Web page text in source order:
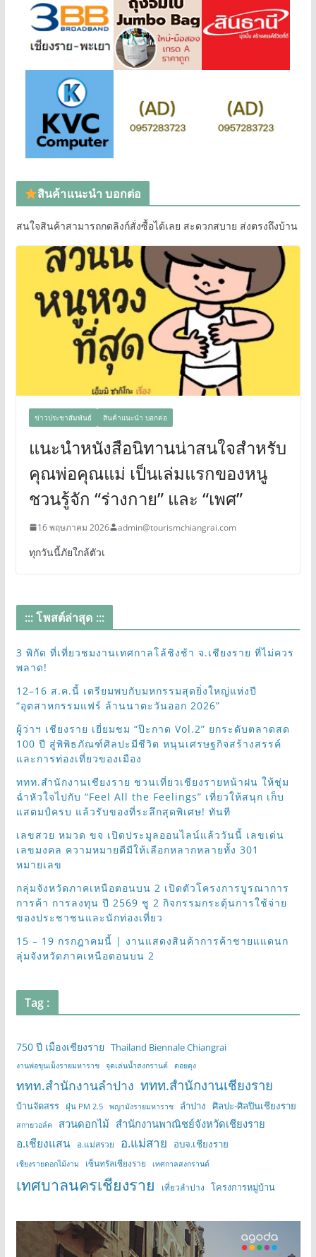
สินค้าแนะนำ บอกต่อ
สนใจสินค้าสามารถกดลิงก์สั่งซื้อได้เลย สะดวกสบาย ส่งตรงถึงบ้าน
ข่าวประชาสัมพันธ์ สินค้าแนะนำ บอกต่อ
แนะนำหนังสือนิทานน่าสนใจสำหรับ
คุณพ่อคุณแม่ เป็นเล่มแรกของหนู
ชวนรู้จัก “ร่างกาย” และ “เพศ”
16 พฤษภาคม 2026 admin@tourismchiangrai.com
ทุกวันนี้ภัยใกล้ตัวเ
::: โพสต์ล่าสุด :::
3 พิกัด ที่เที่ยวชมงานเทศกาลโล้ชิงช้า จ.เชียงราย ที่ไม่ควร
พลาด!
12–16 ส.ค.นี้ เตรียมพบกับมหกรรมสุดยิ่งใหญ่แห่งปี
“อุตสาหกรรมแฟร์ ล้านนาตะวันออก 2026”
ผู้ว่าฯ เชียงราย เยี่ยมชม “ป๊ะกาด Vol.2” ยกระดับตลาดสด
100 ปี สู่พิพิธภัณฑ์ศิลปะมีชีวิต หนุนเศรษฐกิจสร้างสรรค์
และการท่องเที่ยวของเมือง
ททท.สำนักงานเชียงราย ชวนเที่ยวเชียงรายหน้าฝน ให้ชุ่ม
ฉ่ำหัวใจไปกับ “Feel All the Feelings” เที่ยวให้สนุก เก็บ
แสตมป์ครบ แล้วรับของที่ระลึกสุดพิเศษ! ทันที
เลขสวย หมวด ขจ เปิดประมูลออนไลน์แล้ววันนี้ เลขเด่น
เลขมงคล ความหมายดีมีให้เลือกหลากหลายทั้ง 301
หมายเลข
กลุ่มจังหวัดภาคเหนือตอนบน 2 เปิดตัวโครงการบูรณาการ
การค้า การลงทุน ปี 2569 ชู 2 กิจกรรมกระตุ้นการใช้จ่าย
ของประชาชนและนักท่องเที่ยว
15 – 19 กรกฎาคมนี้ | งานแสดงสินค้าการค้าชายแแดนก
ลุ่มจังหวัดภาคเหนือตอนบน 2
Tag :
750 ปี เมืองเชียงราย Thailand Biennale Chiangrai
งานพ่อขุนเม็งรายมหาราช จุดเล่นน้ำสงกรานต์ ดอยตุง
ททท.สำนักงานลำปาง ททท.สำนักงานเชียงราย
บ้านจัดสรร ฝุ่น PM 2.5 พญามังรายมหาราช ลำปาง ศิลปะ-ศิลปินเชียงราย
สกายวอล์ค สวนดอกไม้ สำนักงานพาณิชย์จังหวัดเชียงราย
อ.เชียงแสน อ.แม่สรวย อ.แม่สาย อบจ.เชียงราย
เชียงรายดอกไม้งาม เซ็นทรัลเชียงราย เทศกาลสงกรานต์
เทศบาลนครเชียงราย เที่ยวลำปาง โครงการหมู่บ้าน